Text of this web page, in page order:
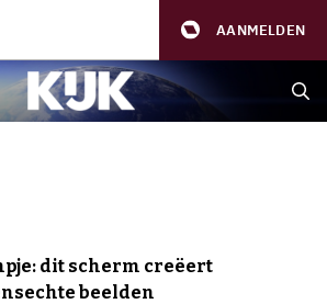
AANMELDEN
dit scherm creëert
beelden